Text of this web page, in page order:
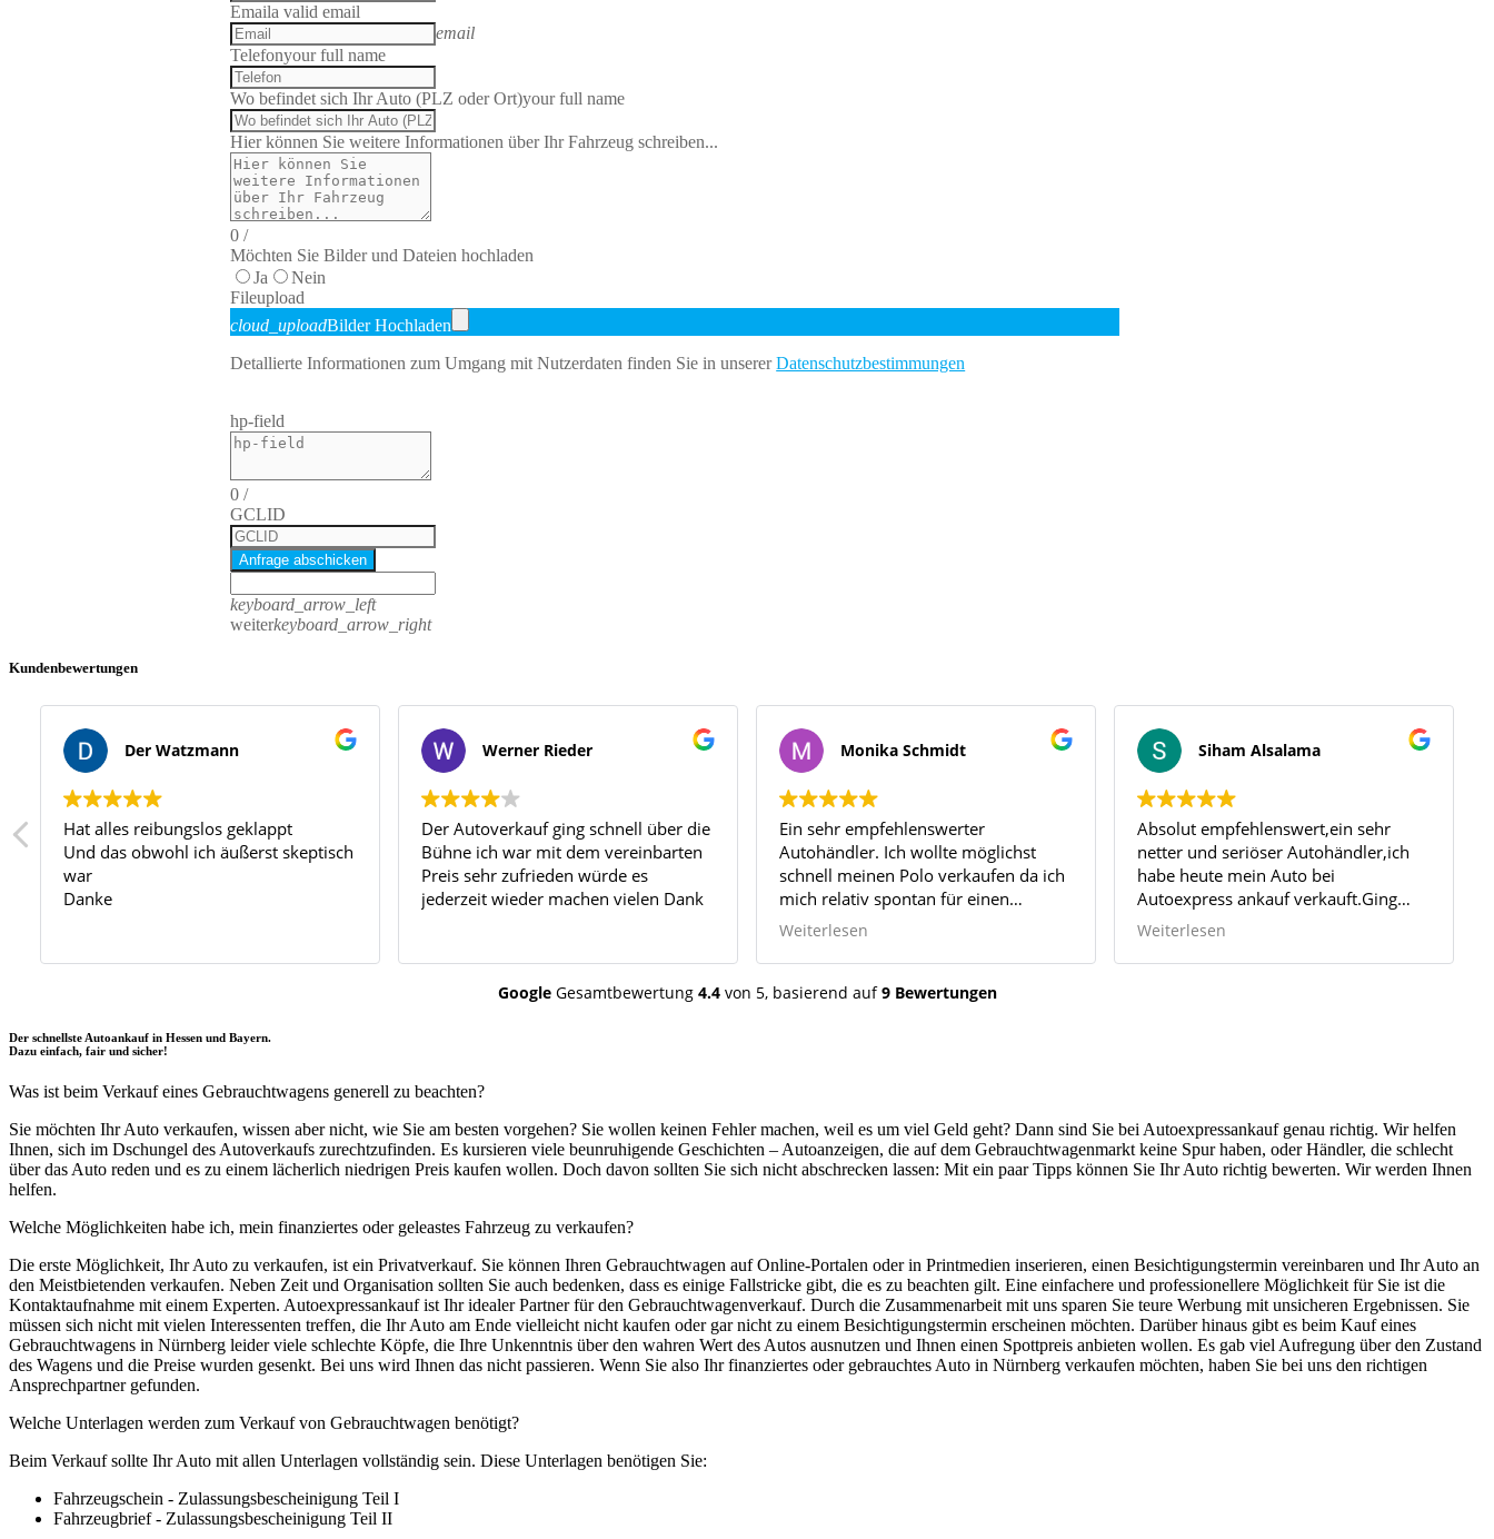
Emaila valid email
email
Telefonyour full name
Wo befindet sich Ihr Auto (PLZ oder Ort)your full name
Hier können Sie weitere Informationen über Ihr Fahrzeug schreiben...
0 /
Möchten Sie Bilder und Dateien hochladen
Ja
Nein
Fileupload
cloud_uploadBilder Hochladen
Detallierte Informationen zum Umgang mit Nutzerdaten finden Sie in unsererDatenschutzbestimmungen
hp-field
0 /
GCLID
Anfrage abschicken
keyboard_arrow_left
weiterkeyboard_arrow_right
Kundenbewertungen
Der Watzmann
Hat alles reibungslos geklappt
Und das obwohl ich äußerst skeptisch
war
Danke
Werner Rieder
Der Autoverkauf ging schnell über die
Bühne ich war mit dem vereinbarten
Preis sehr zufrieden würde es
jederzeit wieder machen vielen Dank
Monika Schmidt
Ein sehr empfehlenswerter
Autohändler. Ich wollte möglichst
schnell meinen Polo verkaufen da ich
mich relativ spontan für einen
Neuwagen entschieden habe. Ich bin
faire und zuverlässige Abwicklung des
Verkaufs meines Polos. 'Autoexpress
Weiterlesen
Siham Alsalama
Absolut empfehlenswert,ein sehr
netter und seriöser Autohändler,ich
habe heute mein Auto bei
Autoexpress ankauf verkauft.Ging
sehr einfach und schnell und was mir
telefonisch ausgemacht war auch Bar
Weiterlesen
GoogleGesamtbewertung 4.4von 5, basierend auf9 Bewertungen
Der schnellste Autoankauf in Hessen und Bayern.
Dazu einfach, fair und sicher!
Was ist beim Verkauf eines Gebrauchtwagens generell zu beachten?
Sie möchten Ihr Auto verkaufen, wissen aber nicht, wie Sie am besten vorgehen? Sie wollen keinen Fehler machen, weil es um viel Geld geht? Dann sind Sie bei Autoexpressankauf genau richtig. Wir helfen
Ihnen, sich im Dschungel des Autoverkaufs zurechtzufinden. Es kursieren viele beunruhigende Geschichten – Autoanzeigen, die auf dem Gebrauchtwagenmarkt keine Spur haben, oder Händler, die schlecht
über das Auto reden und es zu einem lächerlich niedrigen Preis kaufen wollen. Doch davon sollten Sie sich nicht abschrecken lassen: Mit ein paar Tipps können Sie Ihr Auto richtig bewerten. Wir werden Ihnen
helfen.
Welche Möglichkeiten habe ich, mein finanziertes oder geleastes Fahrzeug zu verkaufen?
Die erste Möglichkeit, Ihr Auto zu verkaufen, ist ein Privatverkauf. Sie können Ihren Gebrauchtwagen auf Online-Portalen oder in Printmedien inserieren, einen Besichtigungstermin vereinbaren und Ihr Auto an
den Meistbietenden verkaufen. Neben Zeit und Organisation sollten Sie auch bedenken, dass es einige Fallstricke gibt, die es zu beachten gilt. Eine einfachere und professionellere Möglichkeit für Sie ist die
Kontaktaufnahme mit einem Experten. Autoexpressankauf ist Ihr idealer Partner für den Gebrauchtwagenverkauf. Durch die Zusammenarbeit mit uns sparen Sie teure Werbung mit unsicheren Ergebnissen. Sie
müssen sich nicht mit vielen Interessenten treffen, die Ihr Auto am Ende vielleicht nicht kaufen oder gar nicht zu einem Besichtigungstermin erscheinen möchten. Darüber hinaus gibt es beim Kauf eines
Gebrauchtwagens in Nürnberg leider viele schlechte Köpfe, die Ihre Unkenntnis über den wahren Wert des Autos ausnutzen und Ihnen einen Spottpreis anbieten wollen. Es gab viel Aufregung über den Zustand
des Wagens und die Preise wurden gesenkt. Bei uns wird Ihnen das nicht passieren. Wenn Sie also Ihr finanziertes oder gebrauchtes Auto in Nürnberg verkaufen möchten, haben Sie bei uns den richtigen
Ansprechpartner gefunden.
Welche Unterlagen werden zum Verkauf von Gebrauchtwagen benötigt?
Beim Verkauf sollte Ihr Auto mit allen Unterlagen vollständig sein. Diese Unterlagen benötigen Sie:
Fahrzeugschein - Zulassungsbescheinigung Teil I
Fahrzeugbrief - Zulassungsbescheinigung Teil II